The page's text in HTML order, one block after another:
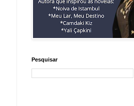
Pesquisar